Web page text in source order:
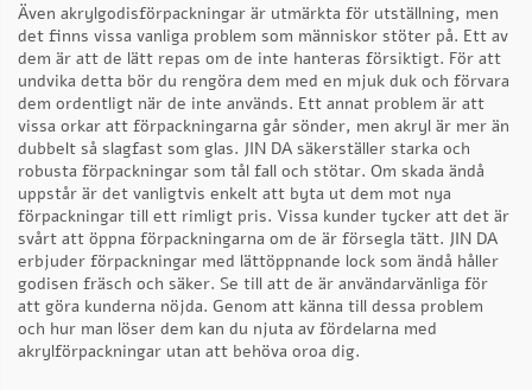
Även akrylgodisförpackningar är utmärkta för utställning, men
det finns vissa vanliga problem som människor stöter på. Ett av
dem är att de lätt repas om de inte hanteras försiktigt. För att
undvika detta bör du rengöra dem med en mjuk duk och förvara
dem ordentligt när de inte används. Ett annat problem är att
vissa orkar att förpackningarna går sönder, men akryl är mer än
dubbelt så slagfast som glas. JIN DA säkerställer starka och
robusta förpackningar som tål fall och stötar. Om skada ändå
uppstår är det vanligtvis enkelt att byta ut dem mot nya
förpackningar till ett rimligt pris. Vissa kunder tycker att det är
svårt att öppna förpackningarna om de är försegla tätt. JIN DA
erbjuder förpackningar med lättöppnande lock som ändå håller
godisen fräsch och säker. Se till att de är användarvänliga för
att göra kunderna nöjda. Genom att känna till dessa problem
och hur man löser dem kan du njuta av fördelarna med
akrylförpackningar utan att behöva oroa dig.